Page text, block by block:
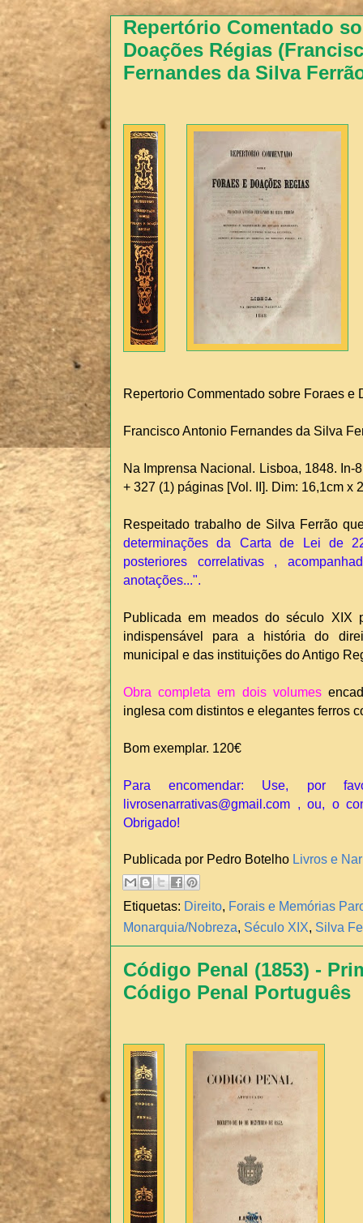
Repertório Comentado
Doações Régias
Fernandes da Silva
Repertorio Commentado sobre Foraes e
Francisco Antonio Fernandes da Silva
Na Imprensa Nacional. Lisboa, 1848. In-
+ 327 (1) páginas [Vol. II]. Dim: 16,1cm x
Respeitado trabalho de Silva Ferrão
determinações da Carta de Lei de
posteriores correlativas ,
anotações...".
Publicada em meados do século XIX
indispensável para a história do
municipal e das instituições do Antigo
Obra completa em dois volumes
inglesa com distintos e elegantes ferros
Bom exemplar. 120€
Para encomendar: Use, por
livrosenarrativas@gmail.com , ou, o
Obrigado!
Publicada por Pedro Botelho Livros e
Etiquetas: Direito, Forais e Memórias
Monarquia/Nobreza, Século XIX, Silva
Código Penal (1853) -
Código Penal Português